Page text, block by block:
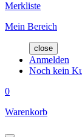
Merkliste
Mein Bereich
close
Anmelden
Noch kein
0
Warenkorb